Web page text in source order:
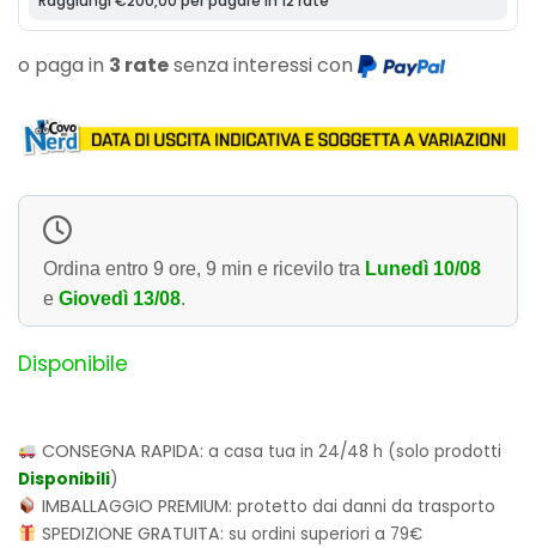
o paga in 3 ratesenza interessi con
Ordina entro 9 ore, 9 min e ricevilo tra Lunedì 10/08
e Giovedì 13/08.
Disponibile
CONSEGNA RAPIDA:a casa tua in 24/48 h (solo prodotti
Disponibili)
IMBALLAGGIO PREMIUM:protetto dai danni da trasporto
SPEDIZIONE GRATUITA:su ordini superiori a 79€